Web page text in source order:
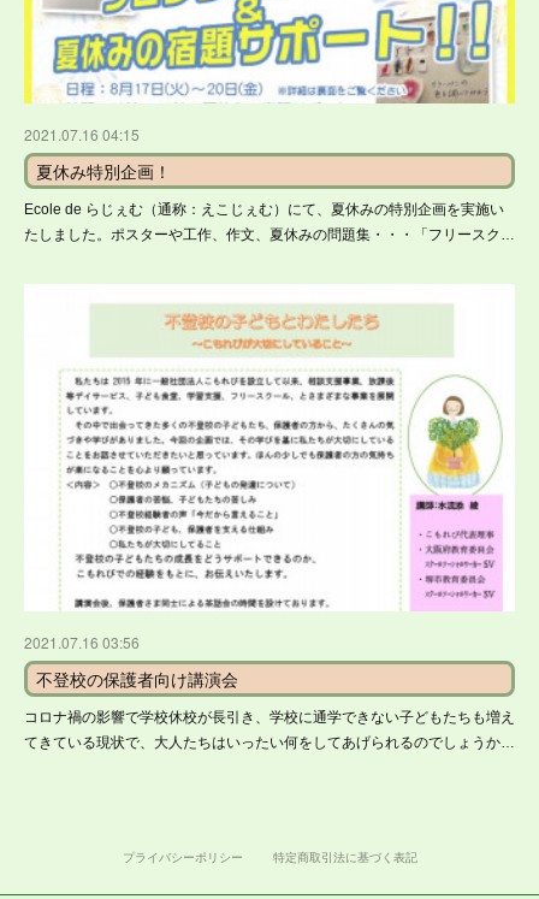
2021.07.16 04:15
夏休み特別企画！
Ecole de らじぇむ（通称：えこじぇむ）にて、夏休みの特別企画を実施い
たしました。ポスターや工作、作文、夏休みの問題集・・・「フリースク…
2021.07.16 03:56
不登校の保護者向け講演会
コロナ禍の影響で学校休校が長引き、学校に通学できない子どもたちも増え
てきている現状で、大人たちはいったい何をしてあげられるのでしょうか…
プライバシーポリシー 特定商取引法に基づく表記